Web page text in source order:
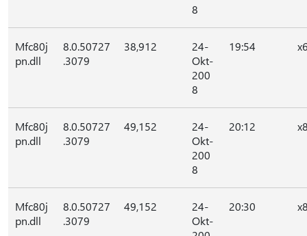
8
Mfc80j
pn.dll
8.0.50727
.3079
38,912
24-
Okt-
200
8
19:54
Mfc80j
pn.dll
8.0.50727
.3079
49,152
24-
Okt-
200
8
20:12
Mfc80j
pn.dll
8.0.50727
.3079
49,152
24-
Okt-
20:30